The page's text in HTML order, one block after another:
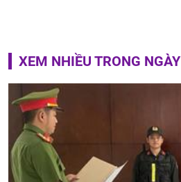
XEM NHIỀU TRONG NGÀY